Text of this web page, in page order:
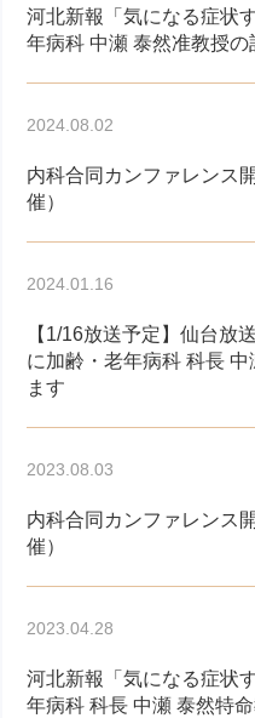
河北新報「気になる症状
年病科 中瀬 泰然准教授
2024.08.02
内科合同カンファレンス
催）
2024.01.16
【1/16放送予定】仙台放
に加齢・老年病科 科長
ます
2023.08.03
内科合同カンファレンス
催）
2023.04.28
河北新報「気になる症状
年病科 科長 中瀬 泰然特